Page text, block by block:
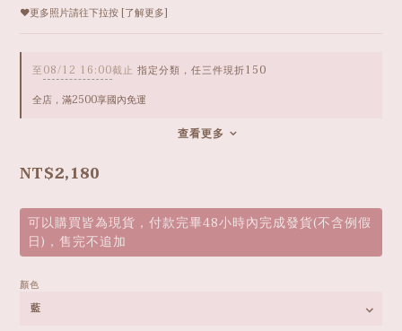
❤️更多照片請往下拉按 [了解更多]
至08/12 16:00截止 指定分類，任三件現折150
全店，滿2500享國內免運
查看更多
NT$2,180
可以購買皆為現貨，付款完畢48小時內完成發貨(不含例假
日)，售完不追加
顏色